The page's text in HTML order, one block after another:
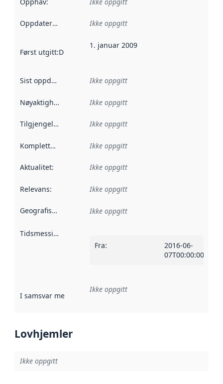
Oppdateringsfrekvens :
Ikke oppgitt
Først utgitt:Denne datoen sier når dataene i dette
1. januar 2009
Sist oppdatert Ikke oppgitt
Nøyaktighet Ikke oppgitt
Tilgjengelighet Ikke oppgitt
Kompletthet Ikke oppgitt
Aktualitet: Ikke oppgitt
Relevans: Ikke oppgitt
Geografisk avgrensning :
Ikke oppgitt
Tidsmessig avgrensning
Fra:
2016-06-
07T00:00:00Z
I samsvar med Referanse til en implementasjonsregel
Ikke oppgitt
Lovhjemler
Ikke oppgitt